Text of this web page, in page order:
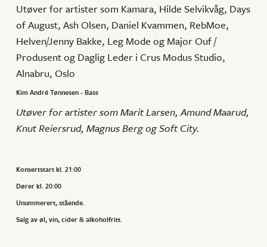
Utøver for artister som Kamara, Hilde Selvikvåg, Days
of August, Ash Olsen, Daniel Kvammen, RebMoe,
Helven/Jenny Bakke, Leg Mode og Major Ouf /
Produsent og Daglig Leder i Crus Modus Studio,
Alnabru, Oslo
Kim André Tønnesen - Bass
Utøver for artister som Marit Larsen, Amund Maarud,
Knut Reiersrud, Magnus Berg og Soft City.
Konsertstart kl. 21:00
Dører kl. 20:00
Unummerert, stående.
Salg av øl, vin, cider & alkoholfritt.